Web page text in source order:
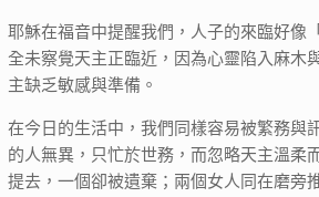
耶穌在福音中提醒我們，人子的來臨好像
全未察覺天主正臨近，因為心靈陷入麻木
主缺乏敏感與準備。
在今日的生活中，我們同樣容易被繁務與
的人無異，只忙於世務，而忽略天主溫柔
提去，一個卻被遺棄；兩個女人同在磨旁